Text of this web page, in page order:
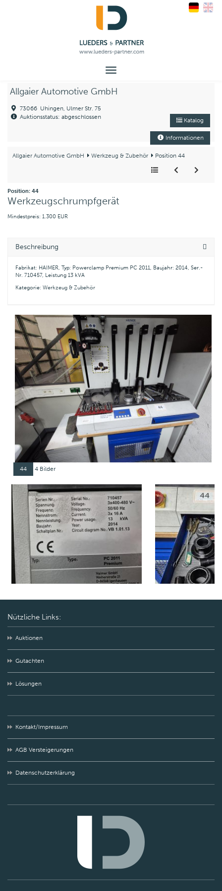
Toggle
Allgaier Automotive GmbH
73066 Uhingen, Ulmer Str. 75
Auktionsstatus: abgeschlossen
Katalog
Informationen
Allgaier Automotive GmbH Werkzeug & Zubehör Position 44
Position: 44
Werkzeugschrumpfgerät
Mindestpreis: 1.300 EUR
Beschreibung
Fabrikat: HAIMER, Typ: Powerclamp Premium PC 2011, Baujahr: 2014, Ser.-
Nr. 710457, Leistung 13 kVA
Kategorie: Werkzeug & Zubehör
44 4 Bilder
Nützliche Links:
Auktionen
Gutachten
Lösungen
Kontakt/Impressum
AGB Versteigerungen
Datenschutzerklärung